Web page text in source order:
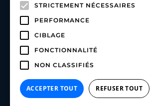
Carlo App | Linkedin
STRICTEMENT NÉCESSAIRES
PERFORMANCE
CIBLAGE
FONCTIONNALITÉ
NON CLASSIFIÉS
ACCEPTER TOUT REFUSER TOUT